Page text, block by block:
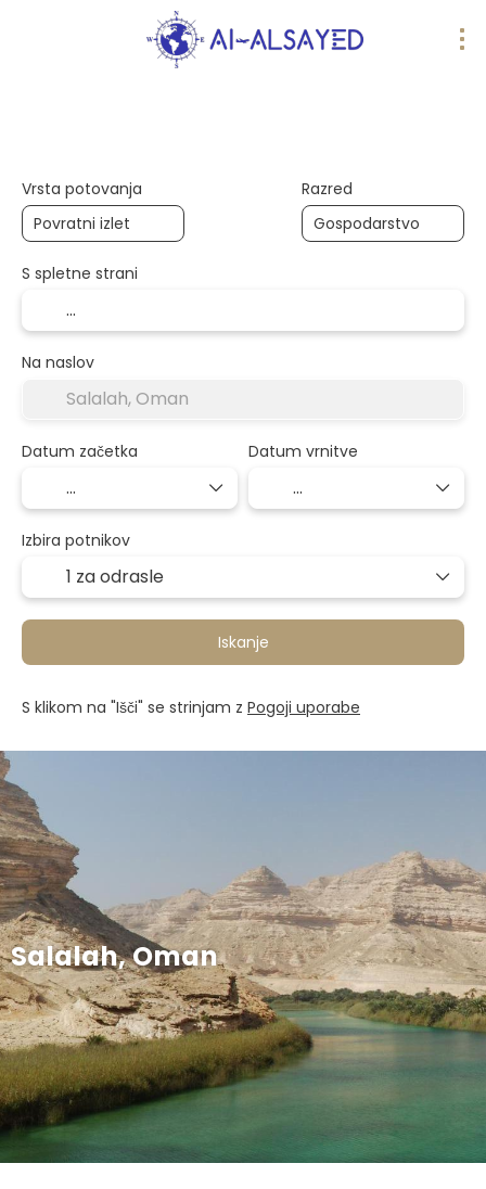
Salalah, Oman
Vrsta potovanja Razred
S spletne strani
Na naslov
Datum začetka Datum vrnitve
Izbira potnikov
1 za odrasle
Iskanje
S klikom na "Išči" se strinjam z Pogoji uporabe